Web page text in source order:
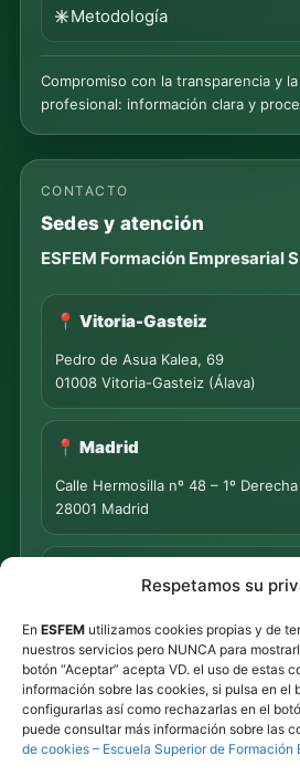
Respetamos su
En ESFEM utilizamos cookies propias y de
nuestros servicios pero NUNCA para
botón “Aceptar” acepta VD. el uso de estas
información sobre las cookies, si pulsa en el
configurarlas así como rechazarlas en el
puede consultar más información sobre las
de cookies – Escuela Superior de Formación
Metodología
Compromiso con la transparencia y
profesional: información clara y
CONTACTO
Sedes y atención
ESFEM Formación Empresarial
📍 Vitoria-Gasteiz
Pedro de Asua Kalea, 69
01008 Vitoria-Gasteiz (Álava)
📍 Madrid
Calle Hermosilla nº 48 – 1º Derecha
28001 Madrid
📍 PUNTO DE MEDIACIÓN S.L.
32003 Ourense
Tel. 639 44 55 73 · 647 500 435
Tel. 945 492 491
Email info@esfem.net